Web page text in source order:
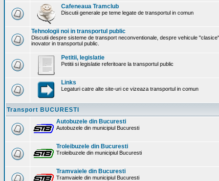
Cafeneaua Tramclub
Discutii generale pe teme legate de transportul in comun
Tehnologii noi in transportul public
Discutii despre sisteme de transport neconventionale, despre vehicule
inovator in transportul public.
Petitii, legislatie
Petitii si legislatie referitoare la transportul public
Links
Legaturi catre alte site-uri ce vizeaza transportul in comun
Transport BUCURESTI
Autobuzele din Bucuresti
Autobuzele din municipiul Bucuresti
Troleibuzele din Bucuresti
Troleibuzele din municipiul Bucuresti
Tramvaiele din Bucuresti
Tramvaiele din municipiul Bucuresti